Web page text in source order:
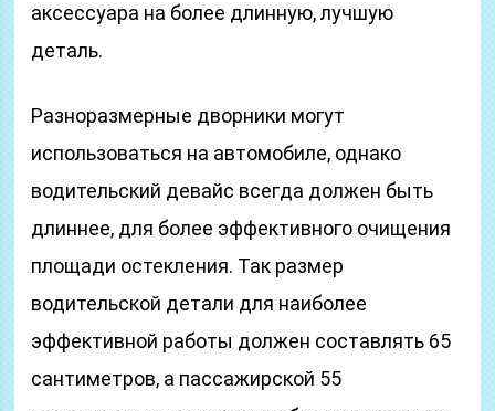
аксессуара на более длинную, лучшую
деталь.
Разноразмерные дворники могут
использоваться на автомобиле, однако
водительский девайс всегда должен быть
длиннее, для более эффективного очищения
площади остекления. Так размер
водительской детали для наиболее
эффективной работы должен составлять 65
сантиметров, а пассажирской 55